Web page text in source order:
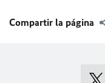
Compartir la página